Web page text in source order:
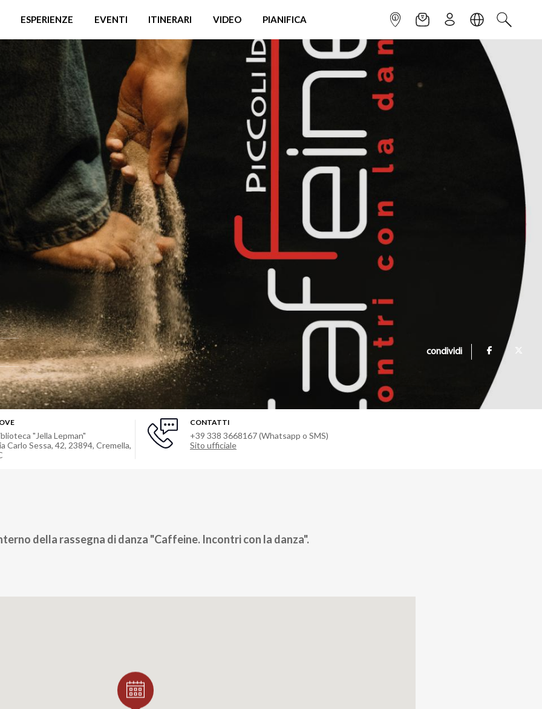
ESPERIENZE EVENTI ITINERARI VIDEO PIANIFICA INFOPOINTNEWSLETTER
ISCRIVITILINGUACERCA
condividi
"Jella Lepman"
Carlo Sessa, 42, 23894, Cremella,
CONTATTI
+39 338 3668167 (Whatsapp o SMS)
Sito ufficiale
della rassegna di danza "Caffeine. Incontri con la danza".